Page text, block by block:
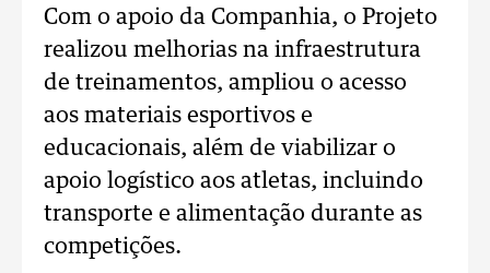
Com o apoio da Companhia, o Projeto
realizou melhorias na infraestrutura
de treinamentos, ampliou o acesso
aos materiais esportivos e
educacionais, além de viabilizar o
apoio logístico aos atletas, incluindo
transporte e alimentação durante as
competições.